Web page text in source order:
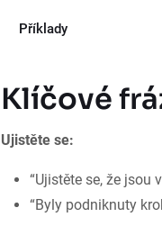
Příklady
Klíčové
Ujistěte se:
“Ujistěte se, že jsou
“Byly podniknuty